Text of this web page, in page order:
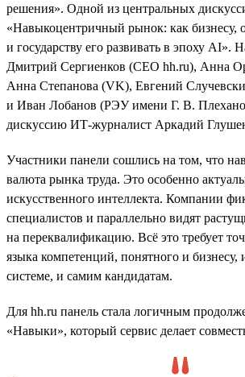
решения». Одной из центральных
«Навыкоцентричный рынок: как бизнесу,
и государству его развивать в эпоху AI».
Дмитрий Сергиенков (CEO hh.ru), Анна
Анна Степанова (VK), Евгений
и Иван Лобанов (РЭУ имени Г. В.
дискуссию ИТ-журналист Аркадий
Участники панели сошлись на том, что
валюта рынка труда. Это особенно
искусственного интеллекта. Компании
специалистов и параллельно видят
на переквалификацию. Всё это требует
языка компетенций, понятного и бизнесу,
системе, и самим кандидатам.
Для hh.ru панель стала логичным
«Навыки», который сервис делает